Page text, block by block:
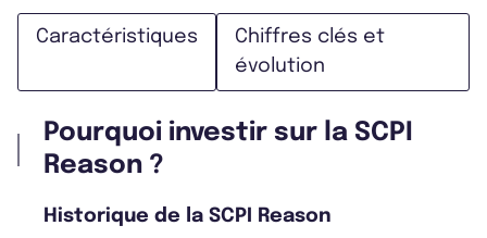
Caractéristiques
Chiffres clés et
évolution
Pourquoi investir sur la SCPI
Reason ?
Historique de la SCPI Reason